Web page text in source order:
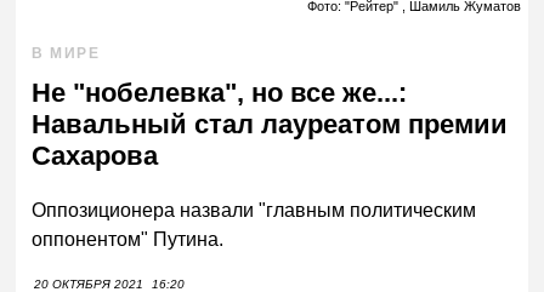
Фото: "Рейтер" , Шамиль Жуматов
В МИРЕ
Не "нобелевка", но все же...:
Навальный стал лауреатом премии
Сахарова
Оппозиционера назвали "главным политическим
оппонентом" Путина.
20 ОКТЯБРЯ 2021 16:20